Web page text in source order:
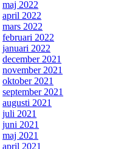
maj 2022
april 2022
mars 2022
februari 2022
januari 2022
december 2021
november 2021
oktober 2021
september 2021
augusti 2021
juli 2021
juni 2021
maj 2021
april 2021